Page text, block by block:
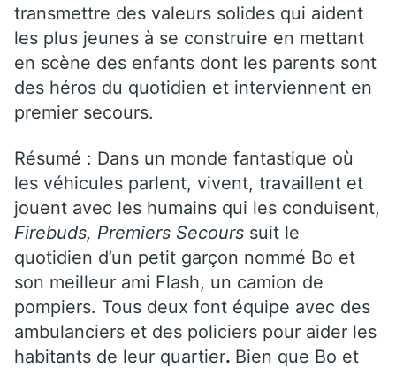
transmettre des valeurs solides qui aident
les plus jeunes à se construire en mettant
en scène des enfants dont les parents sont
des héros du quotidien et interviennent en
premier secours.
Résumé : Dans un monde fantastique où
les véhicules parlent, vivent, travaillent et
jouent avec les humains qui les conduisent,
Firebuds, Premiers Secours suit le
quotidien d’un petit garçon nommé Bo et
son meilleur ami Flash, un camion de
pompiers. Tous deux font équipe avec des
ambulanciers et des policiers pour aider les
habitants de leur quartier. Bien que Bo et